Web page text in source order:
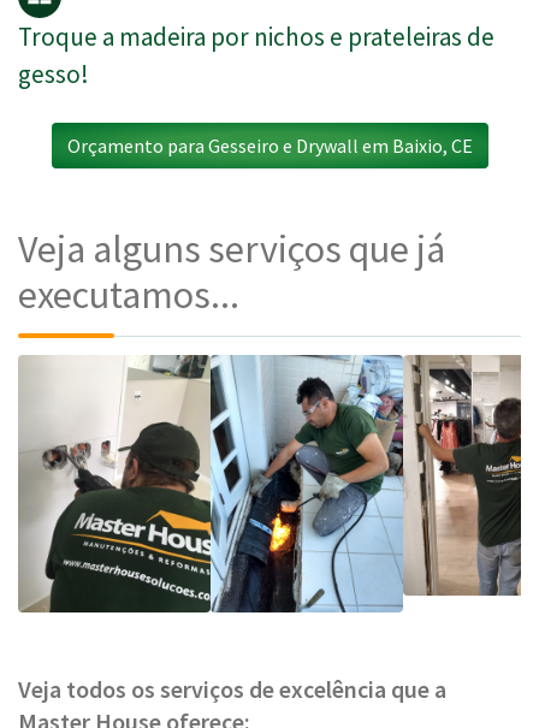
Troque a madeira por nichos e prateleiras de
gesso!
Orçamento para Gesseiro e Drywall em Baixio, CE
Veja alguns serviços que já
executamos...
Veja todos os serviços de excelência que a
Master House oferece: